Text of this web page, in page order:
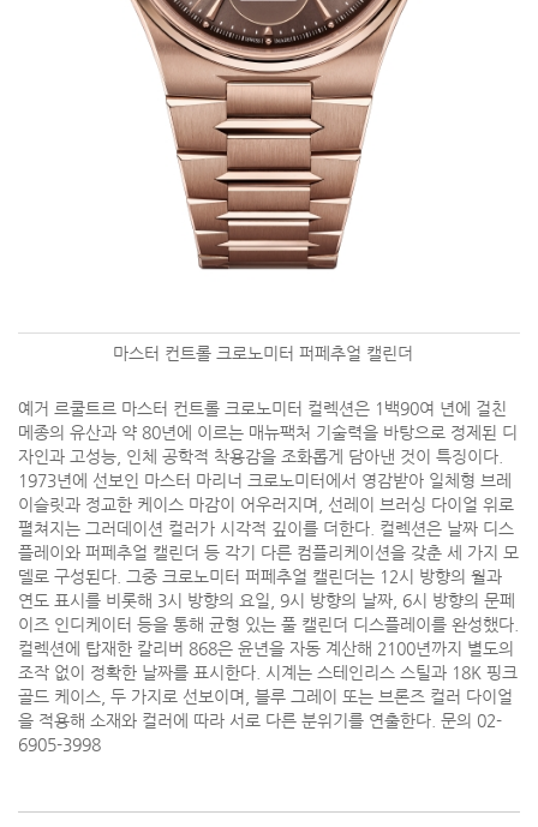
마스터 컨트롤 크로노미터 퍼페추얼 캘린더
예거 르쿨트르 마스터 컨트롤 크로노미터 컬렉션은 1백90여 년에 걸친
메종의 유산과 약 80년에 이르는 매뉴팩처 기술력을 바탕으로 정제된 디
자인과 고성능, 인체 공학적 착용감을 조화롭게 담아낸 것이 특징이다.
1973년에 선보인 마스터 마리너 크로노미터에서 영감받아 일체형 브레
이슬릿과 정교한 케이스 마감이 어우러지며, 선레이 브러싱 다이얼 위로
펼쳐지는 그러데이션 컬러가 시각적 깊이를 더한다. 컬렉션은 날짜 디스
플레이와 퍼페추얼 캘린더 등 각기 다른 컴플리케이션을 갖춘 세 가지 모
델로 구성된다. 그중 크로노미터 퍼페추얼 캘린더는 12시 방향의 월과
연도 표시를 비롯해 3시 방향의 요일, 9시 방향의 날짜, 6시 방향의 문페
이즈 인디케이터 등을 통해 균형 있는 풀 캘린더 디스플레이를 완성했다.
컬렉션에 탑재한 칼리버 868은 윤년을 자동 계산해 2100년까지 별도의
조작 없이 정확한 날짜를 표시한다. 시계는 스테인리스 스틸과 18K 핑크
골드 케이스, 두 가지로 선보이며, 블루 그레이 또는 브론즈 컬러 다이얼
을 적용해 소재와 컬러에 따라 서로 다른 분위기를 연출한다. 문의 02-
6905-3998